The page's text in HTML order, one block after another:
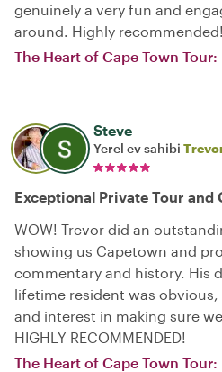
genuinely a very fun and
around. Highly recommended!
The Heart of Cape Town
Steve
Yerel ev sahibi
Exceptional Private Tour and
WOW! Trevor did an
showing us Capetown and
commentary and history. His
lifetime resident was obvious,
and interest in making sure
HIGHLY RECOMMENDED!
The Heart of Cape Town